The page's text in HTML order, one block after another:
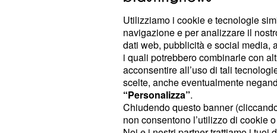
Ixè: cresce anche
si mantiene in vetta con il
dello 0,3% rispetto alla rilevazione
spalle abbiamo ilM5Scon il 28,6%,
contrazione (-0,8%), a causa della
Utilizziamo i cookie e tecnologie
navigazione e per analizzare il
dati web, pubblicità e social media,
i quali potrebbero combinarle con
acconsentire all’uso di tali
scelte, anche eventualmente
“Personalizza”.
Chiudendo questo banner
non consentono l’utilizzo di cookie